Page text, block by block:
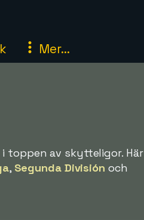
Mer...
toppen av skytteligor. Här
, Segunda División och